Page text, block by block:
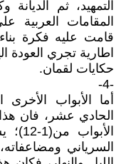
التمهيد، ثم
المقامات
قامت عليه فكرة
اطارية تجري العودة
حكايات لقمان.
-4-
أما الأبواب
الحادي عشر، فان
السرياني